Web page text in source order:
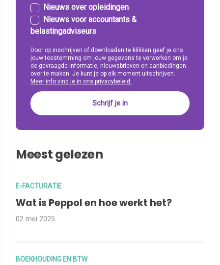
Nieuws over opleidingen
Nieuws voor accountants &
belastingadviseurs
Door op inschrijven of downloaden te klikken geef je ons
jouw toestemming om jouw gegevens te verwerken om je
de gevraagde informatie, nieuwsbrieven en aanbiedingen
over te maken. Je kunt je op elk moment uitschrijven.
Meer info vind je in ons privacybeleid.
Meest gelezen
E-FACTURATIE
Wat is Peppol en hoe werkt het?
02 mei 2025
BOEKHOUDING EN BTW